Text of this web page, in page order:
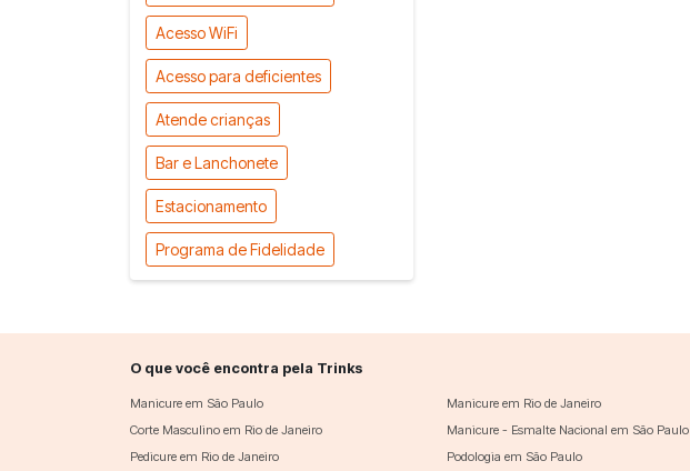
Acesso WiFi
Acesso para deficientes
Atende crianças
Bar e Lanchonete
Estacionamento
Programa de Fidelidade
O que você encontra pela Trinks
Manicure em São Paulo Manicure em Rio de Janeiro
Corte Masculino em Rio de Janeiro
Manicure - Esmalte Nacional em São Paulo
Pedicure em Rio de Janeiro
Podologia em São Paulo